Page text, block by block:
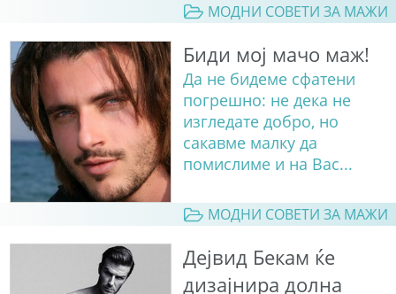
МОДНИ СОВЕТИ ЗА МАЖИ
Биди мој мачо маж!
Да не бидеме сфатени
погрешно: не дека не
изгледате добро, но
сакавме малку да
помислиме и на Вас...
МОДНИ СОВЕТИ ЗА МАЖИ
Дејвид Бекам ќе
дизајнира долна